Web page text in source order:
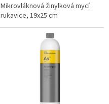
Mikrovláknová žinylková mycí
rukavice, 19x25 cm